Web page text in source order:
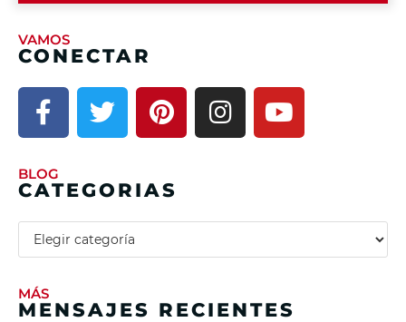
VAMOS
CONECTAR
BLOG
CATEGORIAS
MÁS
MENSAJES RECIENTES